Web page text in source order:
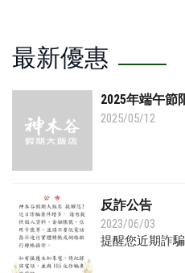
最新優惠
2025年端午節
2025/05/12
反詐公告
2023/06/03
提醒您近期詐